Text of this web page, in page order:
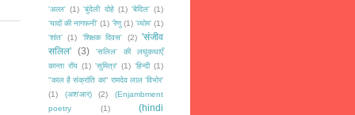
'अल्ल' (1) 'बुंदेली दोहे (1) 'बेदिल' (1)
‘यादों की नागफनी’ (1) 'रेणु (1) 'व्योम' (1)
'शांत' (1) 'शिक्षक दिवस' (2) 'संजीव
सलिल'
(3)
'सलिल' की लघुकथाएँ
कान्ता रॉय (1) 'सुमित्र' (1) ‘हिन्दी (1)
"काल है संक्रांति का" रामदेव लाल 'विभोर'
(1)
(अश'आर) (2)
(Enjambment
poetry
(1)
(hindi